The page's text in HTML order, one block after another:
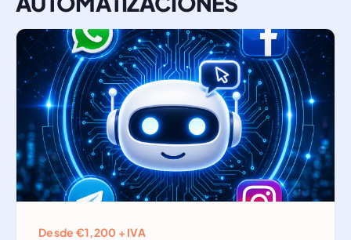
Desde €1,200 + IVA